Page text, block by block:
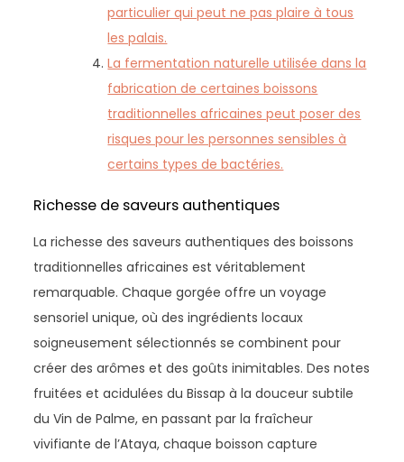
particulier qui peut ne pas plaire à tous
les palais.
La fermentation naturelle utilisée dans la
fabrication de certaines boissons
traditionnelles africaines peut poser des
risques pour les personnes sensibles à
certains types de bactéries.
Richesse de saveurs authentiques
La richesse des saveurs authentiques des boissons
traditionnelles africaines est véritablement
remarquable. Chaque gorgée offre un voyage
sensoriel unique, où des ingrédients locaux
soigneusement sélectionnés se combinent pour
créer des arômes et des goûts inimitables. Des notes
fruitées et acidulées du Bissap à la douceur subtile
du Vin de Palme, en passant par la fraîcheur
vivifiante de l’Ataya, chaque boisson capture